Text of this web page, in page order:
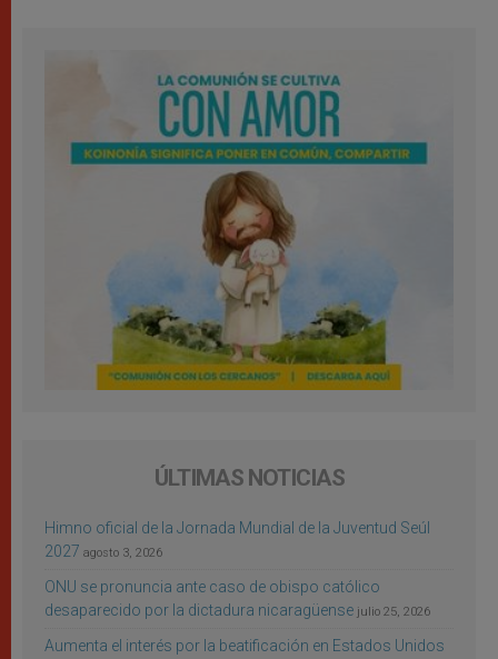
ÚLTIMAS NOTICIAS
Himno oficial de la Jornada Mundial de la Juventud Seúl
2027 agosto 3, 2026
ONU se pronuncia ante caso de obispo católico
desaparecido por la dictadura nicaragüense julio 25, 2026
Aumenta el interés por la beatificación en Estados Unidos